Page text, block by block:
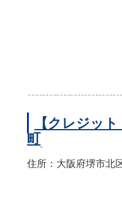
【クレジッ
町
住所：大阪府堺市北